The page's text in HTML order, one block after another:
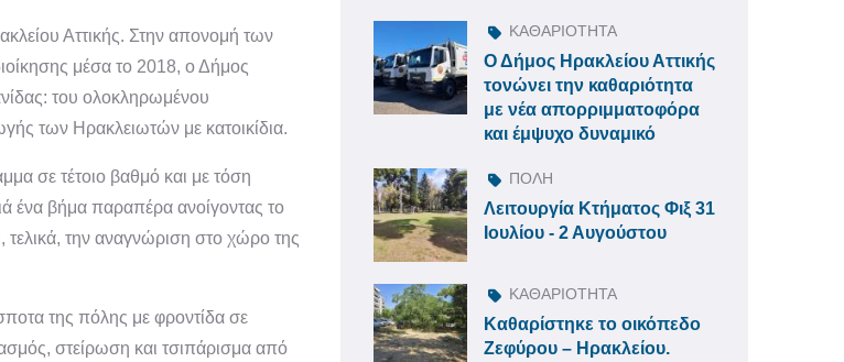
Αττικής. Στην απονομή των
μέσα το 2018, ο Δήμος
του ολοκληρωμένου
των Ηρακλειωτών με κατοικίδια.
σε τέτοιο βαθμό και με τόση
ένα βήμα παραπέρα ανοίγοντας το
την αναγνώριση στο χώρο της
της πόλης με φροντίδα σε
στείρωση και τσιπάρισμα από
ΚΑΘΑΡΙΟΤΗΤΑ
Ο Δήμος Ηρακλείου Αττικής
τονώνει την καθαριότητα
με νέα απορριμματοφόρα
και έμψυχο δυναμικό
ΠΟΛΗ
Λειτουργία Κτήματος Φιξ 31
Ιουλίου - 2 Αυγούστου
ΚΑΘΑΡΙΟΤΗΤΑ
Καθαρίστηκε το οικόπεδο
Ζεφύρου – Ηρακλείου.